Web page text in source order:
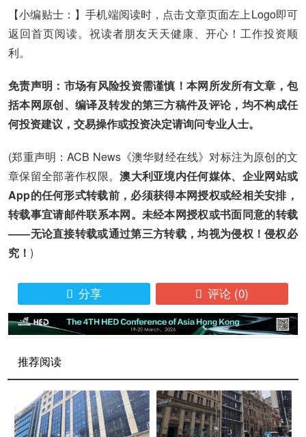
【小编贴士：】手机端阅读时，点击文章页面左上Logo即可
返回首页阅读。祝读者朋友天天健康、开心！工作投资顺
利。
免责声明：市场有风险投资需谨慎！本网所发所有文章，包
括本网原创、编译及转发的第三方稿件及评论，均不构成任
何投资建议，交易操作或投资决定请询问专业人士。
(郑重声明：ACB News《澳华财经在线》对标注为原创的文
章保留全部著作权限。澳大利亚境内任何媒体、企业网站或
App的任何形式转载前，必须获得本网授权或经相关安排，
转载事宜请邮件联系本网。未经本网授权或书面同意的转载
——无论直接转载或通过第三方转载，均视为侵权！侵权必
究！)
 分享  评论 (0)
推荐阅读